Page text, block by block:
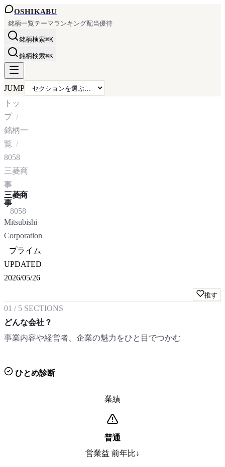
OSHIKABU
銘柄一覧テーマランキング配当優待
銘柄検索⌘K
銘柄検索⌘K
JUMP
トッ
プ
銘柄一
覧
8058
三菱商
事
三菱商
事
8058
Mitsubishi
Corporation
プライム
UPDATED
2026/05/26
推す
01 / 5 SECTIONS
どんな会社？
事業内容や経営者、企業の魅力をひと目でつかむ
ひとめ診断
業績
普通
営業益 前年比↓